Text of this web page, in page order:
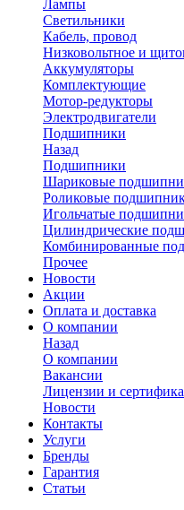
Лампы
Светильники
Кабель, провод
Низковольтное и
Аккумуляторы
Комплектующие
Мотор-редукторы
Электродвигатели
Подшипники
Назад
Подшипники
Шариковые
Роликовые
Игольчатые
Цилиндрические
Комбинированные
Прочее
Новости
Акции
Оплата и доставка
О компании
Назад
О компании
Вакансии
Лицензии и
Новости
Контакты
Услуги
Бренды
Гарантия
Статьи